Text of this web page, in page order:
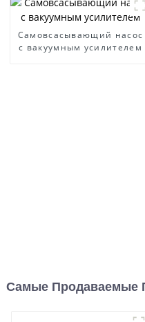
Самовсасывающий насос
с вакуумным усилителем
Самые Продаваемые